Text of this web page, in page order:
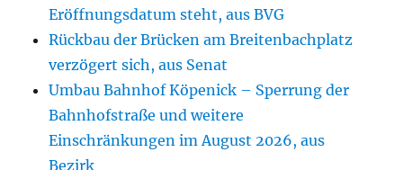
Eröffnungsdatum steht, aus BVG
Rückbau der Brücken am Breitenbachplatz
verzögert sich, aus Senat
Umbau Bahnhof Köpenick – Sperrung der
Bahnhofstraße und weitere
Einschränkungen im August 2026, aus
Bezirk